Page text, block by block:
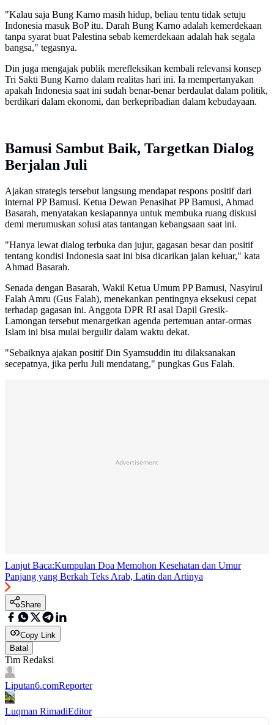
"Kalau saja Bung Karno masih hidup, beliau tentu tidak setuju
Indonesia masuk BoP itu. Darah Bung Karno adalah kemerdekaan
tanpa syarat buat Palestina sebab kemerdekaan adalah hak segala
bangsa," tegasnya.
Din juga mengajak publik merefleksikan kembali relevansi konsep
Tri Sakti Bung Karno dalam realitas hari ini. Ia mempertanyakan
apakah Indonesia saat ini sudah benar-benar berdaulat dalam politik,
berdikari dalam ekonomi, dan berkepribadian dalam kebudayaan.
Bamusi Sambut Baik, Targetkan Dialog
Berjalan Juli
Ajakan strategis tersebut langsung mendapat respons positif dari
internal PP Bamusi. Ketua Dewan Penasihat PP Bamusi, Ahmad
Basarah, menyatakan kesiapannya untuk membuka ruang diskusi
demi merumuskan solusi atas tantangan kebangsaan saat ini.
"Hanya lewat dialog terbuka dan jujur, gagasan besar dan positif
tentang kondisi Indonesia saat ini bisa dicarikan jalan keluar," kata
Ahmad Basarah.
Senada dengan Basarah, Wakil Ketua Umum PP Bamusi, Nasyirul
Falah Amru (Gus Falah), menekankan pentingnya eksekusi cepat
terhadap gagasan ini. Anggota DPR RI asal Dapil Gresik-
Lamongan tersebut menargetkan agenda pertemuan antar-ormas
Islam ini bisa mulai bergulir dalam waktu dekat.
"Sebaiknya ajakan positif Din Syamsuddin itu dilaksanakan
secepatnya, jika perlu Juli mendatang," pungkas Gus Falah.
Advertisement
Lanjut Baca:Kumpulan Doa Memohon Kesehatan dan Umur
Panjang yang Berkah Teks Arab, Latin dan Artinya
Share
Copy Link
Batal
Tim Redaksi
Liputan6.comReporter
Luqman RimadiEditor